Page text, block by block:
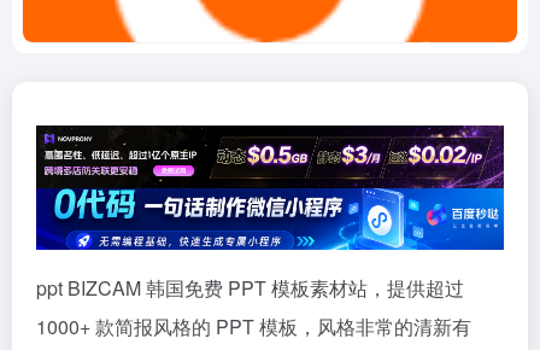
ppt BIZCAM 韩国免费 PPT 模板素材站，提供超过
1000+ 款简报风格的 PPT 模板，风格非常的清新有